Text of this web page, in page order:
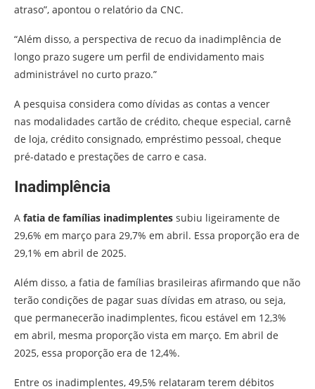
atraso”, apontou o relatório da CNC.
“Além disso, a perspectiva de recuo da inadimplência de
longo prazo sugere um perfil de endividamento mais
administrável no curto prazo.”
A pesquisa considera como dívidas as contas a vencer
nas modalidades cartão de crédito, cheque especial, carnê
de loja, crédito consignado, empréstimo pessoal, cheque
pré-datado e prestações de carro e casa.
Inadimplência
A fatia de famílias inadimplentes subiu ligeiramente de
29,6% em março para 29,7% em abril. Essa proporção era de
29,1% em abril de 2025.
Além disso, a fatia de famílias brasileiras afirmando que não
terão condições de pagar suas dívidas em atraso, ou seja,
que permanecerão inadimplentes, ficou estável em 12,3%
em abril, mesma proporção vista em março. Em abril de
2025, essa proporção era de 12,4%.
Entre os inadimplentes, 49,5% relataram terem débitos